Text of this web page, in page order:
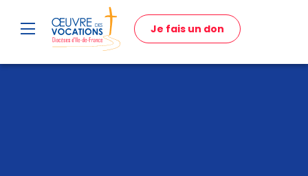
Je fais un don